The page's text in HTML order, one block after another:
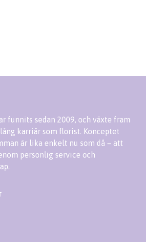
funnits sedan 2009, och växte fram
karriär som florist. Konceptet
är lika enkelt nu som då – att
personlig service och